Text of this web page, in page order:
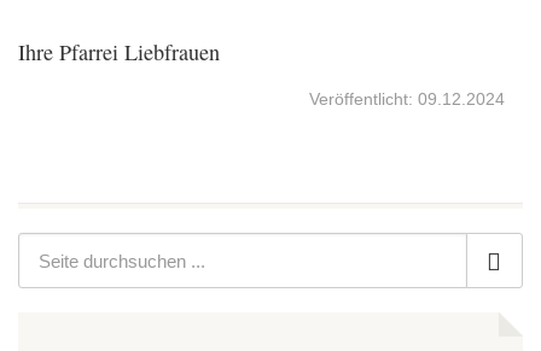
Ihre Pfarrei Liebfrauen
Veröffentlicht: 09.12.2024